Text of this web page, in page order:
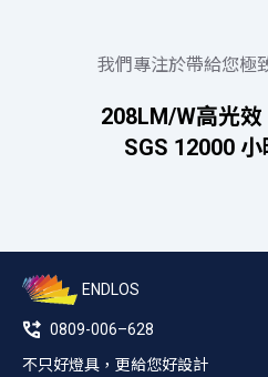
我們專注於帶給您極
208LM/W高光效
SGS 12000
ENDLOS
0809-006–628
不只好燈具，更給您好設計